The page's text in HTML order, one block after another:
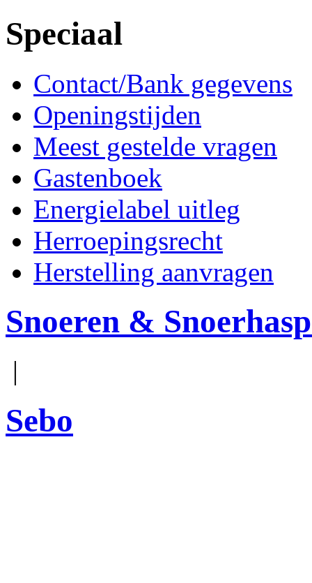
Speciaal
Contact/Bank gegevens
Openingstijden
Meest gestelde vragen
Gastenboek
Energielabel uitleg
Herroepingsrecht
Herstelling aanvragen
Snoeren &
|
Sebo